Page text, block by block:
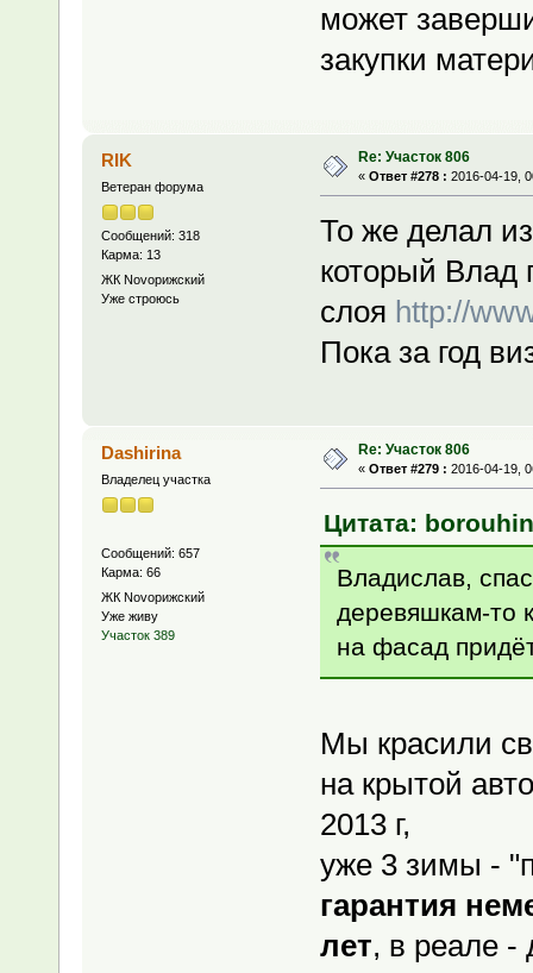
может
закупки
RIK
Ветеран форума
Сообщений: 318
Карма: 13
ЖК Novoрижский
Уже строюсь
Re: Участок 806
« Ответ #278 : 2016-04-19,
То же делал
который Влад
слоя http://
Пока за год
Dashirina
Владелец участка
Сообщений: 657
Карма: 66
ЖК Novoрижский
Уже живу
Участок 389
Re: Участок 806
« Ответ #279 : 2016-04-19,
Цитата:
Владислав,
деревяшкам-то
на фасад
Мы красили
на крытой
2013 г,
уже 3 зимы -
гарантия
лет, в реале -